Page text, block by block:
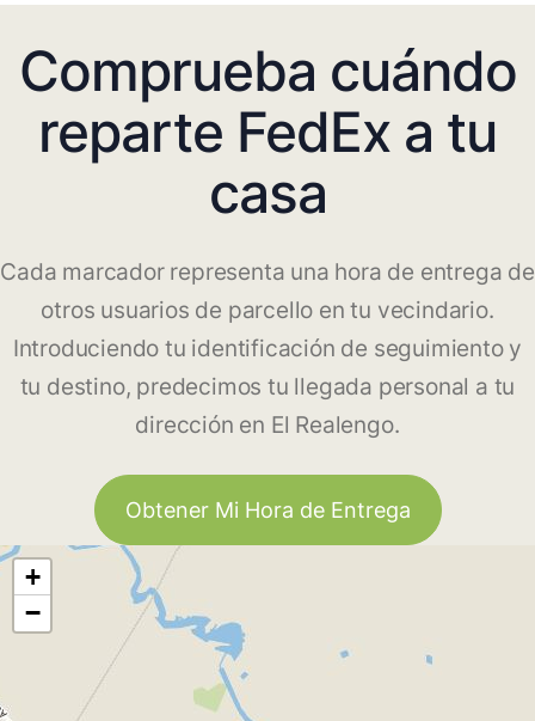
Comprueba cuándo
reparte FedEx a tu
casa
Cada marcador representa una hora de entrega de
otros usuarios de parcello en tu vecindario.
Introduciendo tu identificación de seguimiento y
tu destino, predecimos tu llegada personal a tu
dirección en El Realengo.
Obtener Mi Hora de Entrega
+
−